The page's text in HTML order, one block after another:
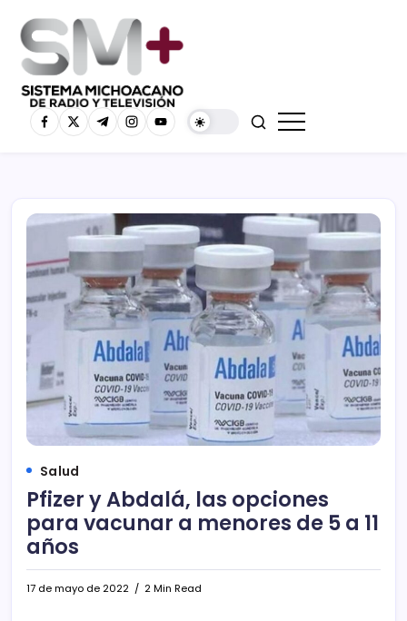
Salud
Pfizer y Abdalá, las opciones
para vacunar a menores de 5 a 11
años
17 de mayo de 2022 2 Min Read